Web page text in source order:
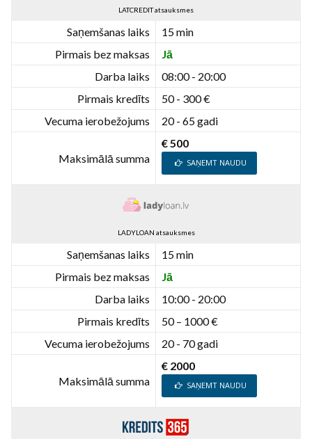
LATCREDIT atsauksmes
Saņemšanas laiks
15 min
Pirmais bez maksas
Jā
Darba laiks
08:00 - 20:00
Pirmais kredīts
50 - 300 €
Vecuma ierobežojums
20 - 65 gadi
Maksimālā summa
€ 500
SAŅEMT NAUDU
LADYLOAN atsauksmes
Saņemšanas laiks
15 min
Pirmais bez maksas
Jā
Darba laiks
10:00 - 20:00
Pirmais kredīts
50 – 1000 €
Vecuma ierobežojums
20 - 70 gadi
Maksimālā summa
€ 2000
SAŅEMT NAUDU